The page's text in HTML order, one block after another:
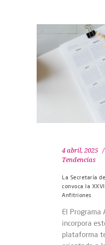
4 abril, 2025
Tendencias
La Secretaría
convoca la
Anfitriones
El Programa
incorpora
plataforma